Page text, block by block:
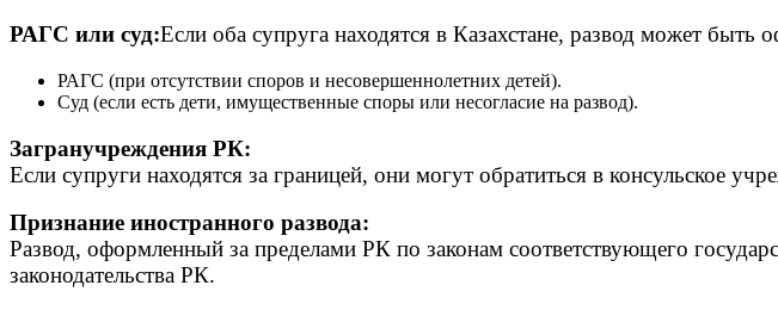
РАГС или суд:Если оба супруга находятся в Казахстане, развод может быть
РАГС (при отсутствии споров и несовершеннолетних детей).
Суд (если есть дети, имущественные споры или несогласие на развод).
Загранучреждения РК:
Если супруги находятся за границей, они могут обратиться в консульское
Признание иностранного развода:
Развод, оформленный за пределами РК по законам соответствующего
законодательства РК.